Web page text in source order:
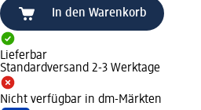
In den Warenkorb
Lieferbar
Standardversand 2-3 Werktage
Nicht verfügbar in dm-Märkten